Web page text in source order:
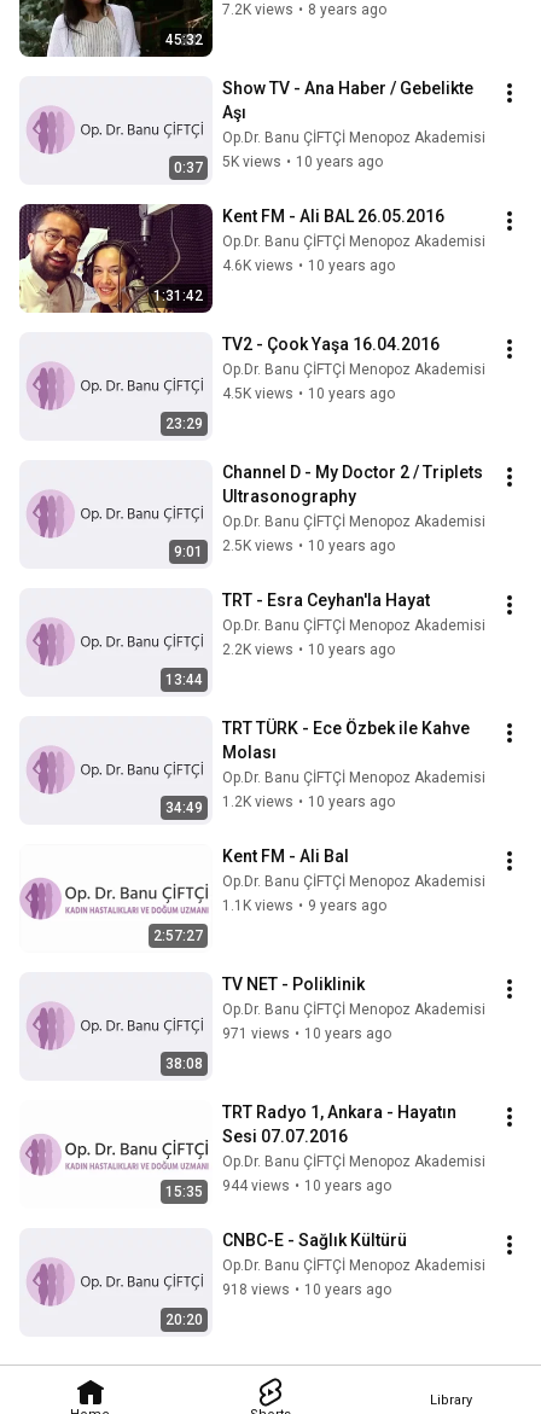
Library
45:32
7.2K views • 8 years ago
0:37
Show TV - Ana Haber / Gebelikte
Aşı
Op.Dr. Banu ÇİFTÇİ Menopoz Akademisi
5K views • 10 years ago
1:31:42
Kent FM - Ali BAL 26.05.2016
Op.Dr. Banu ÇİFTÇİ Menopoz Akademisi
4.6K views • 10 years ago
23:29
TV2 - Çook Yaşa 16.04.2016
Op.Dr. Banu ÇİFTÇİ Menopoz Akademisi
4.5K views • 10 years ago
9:01
Channel D - My Doctor 2 / Triplets
Ultrasonography
Op.Dr. Banu ÇİFTÇİ Menopoz Akademisi
2.5K views • 10 years ago
13:44
TRT - Esra Ceyhan'la Hayat
Op.Dr. Banu ÇİFTÇİ Menopoz Akademisi
2.2K views • 10 years ago
34:49
TRT TÜRK - Ece Özbek ile Kahve
Molası
Op.Dr. Banu ÇİFTÇİ Menopoz Akademisi
1.2K views • 10 years ago
2:57:27
Kent FM - Ali Bal
Op.Dr. Banu ÇİFTÇİ Menopoz Akademisi
1.1K views • 9 years ago
38:08
TV NET - Poliklinik
Op.Dr. Banu ÇİFTÇİ Menopoz Akademisi
971 views • 10 years ago
15:35
TRT Radyo 1, Ankara - Hayatın
Sesi 07.07.2016
Op.Dr. Banu ÇİFTÇİ Menopoz Akademisi
944 views • 10 years ago
20:20
CNBC-E - Sağlık Kültürü
Op.Dr. Banu ÇİFTÇİ Menopoz Akademisi
918 views • 10 years ago